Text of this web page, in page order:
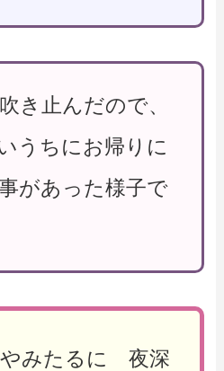
き止んだので、
うちにお帰りに
があった様子で
やみたるに 夜深